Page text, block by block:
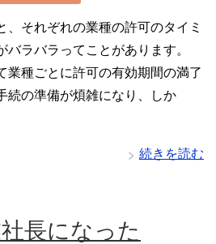
、それぞれの業種の許可のタイミ
バラバラってことがあります。
業種ごとに許可の有効期間の満了
続の準備が煩雑になり、しか
続きを読む
長になった